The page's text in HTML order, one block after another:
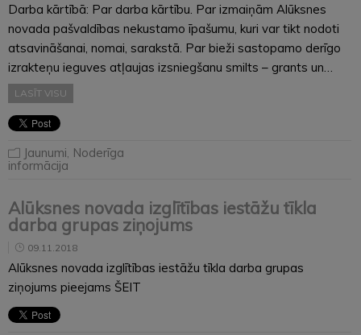
Darba kārtībā: Par darba kārtību. Par izmaiņām Alūksnes
novada pašvaldības nekustamo īpašumu, kuri var tikt nodoti
atsavināšanai, nomai, sarakstā. Par bieži sastopamo derīgo
izrakteņu ieguves atļaujas izsniegšanu smilts – grants un…
LASĪT VISU
Jaunumi, Noderīga
informācija
Alūksnes novada izglītības iestāžu tīkla
darba grupas ziņojums
09.11.2018
Alūksnes novada izglītības iestāžu tīkla darba grupas
ziņojums pieejams ŠEIT